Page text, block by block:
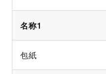
名称1
包紙